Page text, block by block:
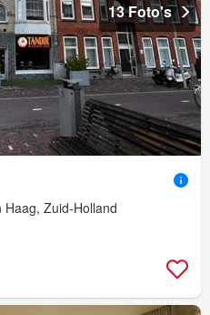
13 Foto's
Haag, Zuid-Holland